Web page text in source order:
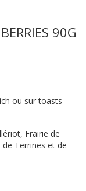
90G
ou sur toasts
Frairie de
Terrines et de